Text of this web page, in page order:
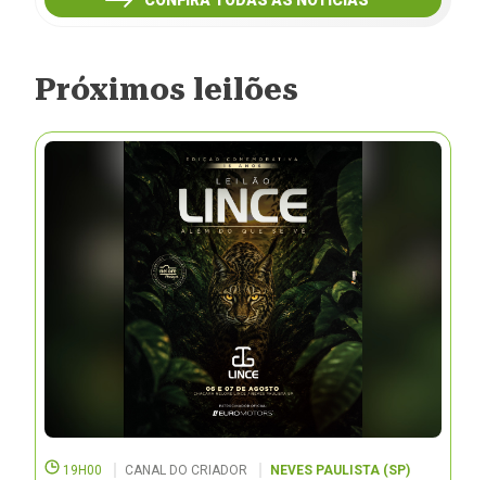
Próximos leilões
19H00 CANAL DO CRIADOR NEVES PAULISTA (SP)